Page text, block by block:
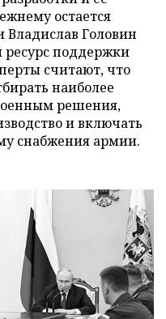
остается
Владислав Головин
поддержки
считают, что
наиболее
решения,
и включать
снабжения армии.